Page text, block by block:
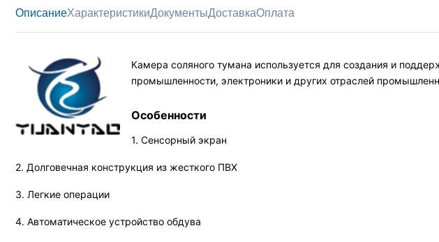
ОписаниеХарактеристикиДокументыДоставкаОплата
Камера соляного тумана используется для создания и
промышленности, электроники и других отраслей
Особенности
1. Сенсорный экран
2. Долговечная конструкция из жесткого ПВХ
3. Легкие операции
4. Автоматическое устройство обдува